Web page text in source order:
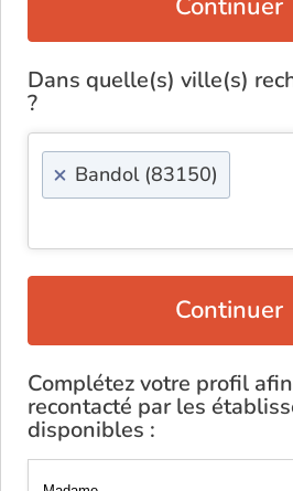
Continuer
Dans quelle(s) ville(s)
?
× Bandol (83150)
Continuer
Complétez votre profil
recontacté par les
disponibles :